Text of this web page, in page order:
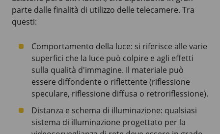
parte dalle finalità di utilizzo delle telecamere. Tra
questi:
Comportamento della luce: si riferisce alle varie
superfici che la luce può colpire e agli effetti
sulla qualità d'immagine. Il materiale può
essere diffondente o riflettente (riflessione
speculare, riflessione diffusa o retroriflessione).
Distanza e schema di illuminazione: qualsiasi
sistema di illuminazione progettato per la